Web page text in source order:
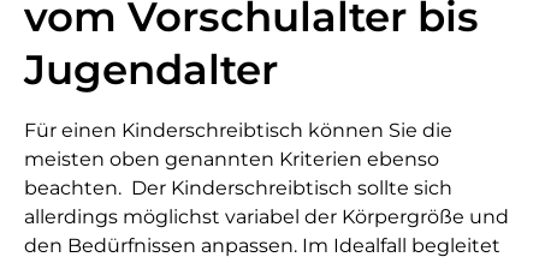
vom Vorschulalter bis
Jugendalter
Für einen Kinderschreibtisch können Sie die
meisten oben genannten Kriterien ebenso
beachten. Der Kinderschreibtisch sollte sich
allerdings möglichst variabel der Körpergröße und
den Bedürfnissen anpassen. Im Idealfall begleitet